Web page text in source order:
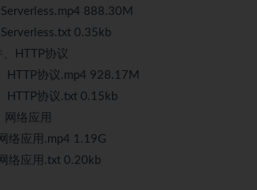
888.30M
0.35kb
HTTP协议
HTTP协议.mp4 928.17M
HTTP协议.txt 0.15kb
络应用
络应用.mp4 1.19G
络应用.txt 0.20kb